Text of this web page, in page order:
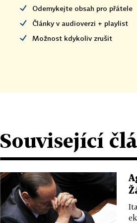
Odemykejte obsah pro přátele
Články v audioverzi + playlist
Možnost kdykoliv zrušit
Související